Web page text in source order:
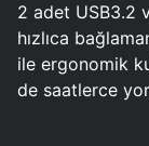
2 adet USB3.2
hızlıca
ile ergonomik
de saatlerce